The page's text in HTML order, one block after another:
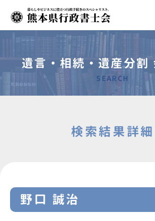
遺言・相続・遺産分割
SEARCH
検索結果詳細
野口 誠治